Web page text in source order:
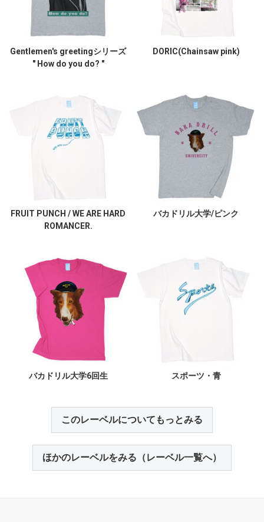
Gentlemen's greetingシリーズ
" How do you do? "
DORIC(Chainsaw pink)
FRUIT PUNCH / WE ARE HARD
ROMANCER.
バカドリル大学/ピンク
バカドリル大学6回生 スポーツ・青
このレーベルについてもっとみる
ほかのレーベルをみる（レーベル一覧へ）